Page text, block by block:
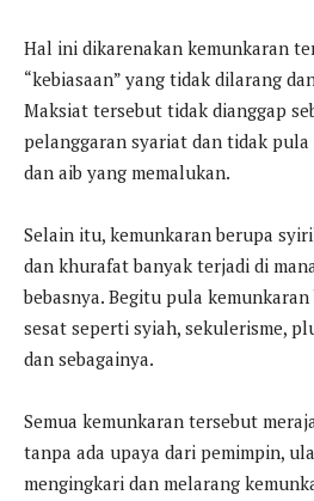
Hal ini dikarenakan kemunkaran
“kebiasaan” yang tidak dilarang
Maksiat tersebut tidak dianggap
pelanggaran syariat dan tidak pula
dan aib yang memalukan.
Selain itu, kemunkaran berupa
dan khurafat banyak terjadi di
bebasnya. Begitu pula
sesat seperti syiah, sekulerisme,
dan sebagainya.
Semua kemunkaran tersebut
tanpa ada upaya dari pemimpin,
mengingkari dan melarang